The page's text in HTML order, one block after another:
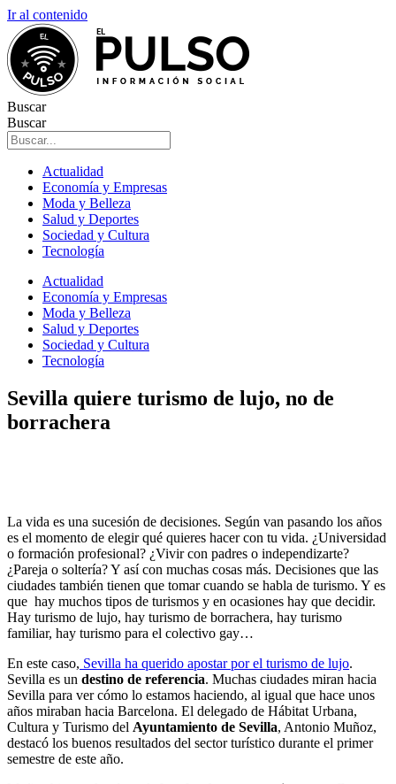
Ir al contenido
Buscar
Buscar
Actualidad
Economía y Empresas
Moda y Belleza
Salud y Deportes
Sociedad y Cultura
Tecnología
Actualidad
Economía y Empresas
Moda y Belleza
Salud y Deportes
Sociedad y Cultura
Tecnología
Sevilla quiere turismo de lujo, no de
borrachera
La vida es una sucesión de decisiones. Según van pasando los años
es el momento de elegir qué quieres hacer con tu vida. ¿Universidad
o formación profesional? ¿Vivir con padres o independizarte?
¿Pareja o soltería? Y así con muchas cosas más. Decisiones que las
ciudades también tienen que tomar cuando se habla de turismo. Y es
que hay muchos tipos de turismos y en ocasiones hay que decidir.
Hay turismo de lujo, hay turismo de borrachera, hay turismo
familiar, hay turismo para el colectivo gay…
En este caso, Sevilla ha querido apostar por el turismo de lujo.
Sevilla es un destino de referencia. Muchas ciudades miran hacia
Sevilla para ver cómo lo estamos haciendo, al igual que hace unos
años miraban hacia Barcelona. El delegado de Hábitat Urbana,
Cultura y Turismo del Ayuntamiento de Sevilla, Antonio Muñoz,
destacó los buenos resultados del sector turístico durante el primer
semestre de este año.